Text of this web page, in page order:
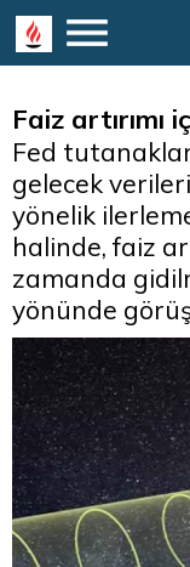
Faiz artırımı
Fed
gelecek
yönelik
halinde, faiz
zamanda
yönünde